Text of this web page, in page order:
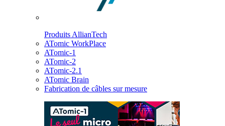
Produits AllianTech
ATomic WorkPlace
ATomic-1
ATomic-2
ATomic-2.1
ATomic Brain
Fabrication de câbles sur mesure